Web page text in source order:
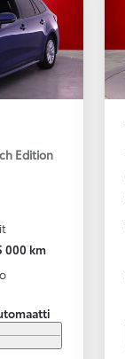
Edition
000 km